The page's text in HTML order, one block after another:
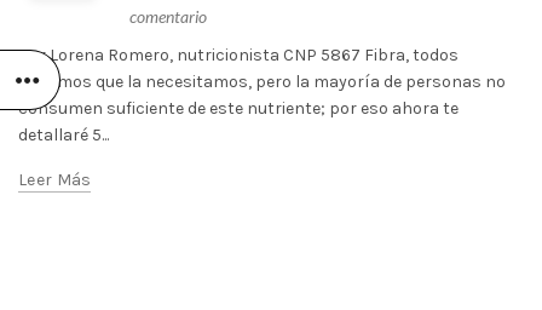
comentario
Por Lorena Romero, nutricionista CNP 5867 Fibra, todos
sabemos que la necesitamos, pero la mayoría de personas no
consumen suficiente de este nutriente; por eso ahora te
detallaré 5...
Leer Más